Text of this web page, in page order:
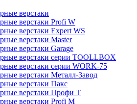
верстаки
верстаки Profi W
верстаки Expert WS
верстаки Master
верстаки Garage
верстаки серии TOOLLBOX
верстаки серии WORK-75
верстаки Металл-Завод
верстаки Пакс
верстаки Профи Т
верстаки Profi M